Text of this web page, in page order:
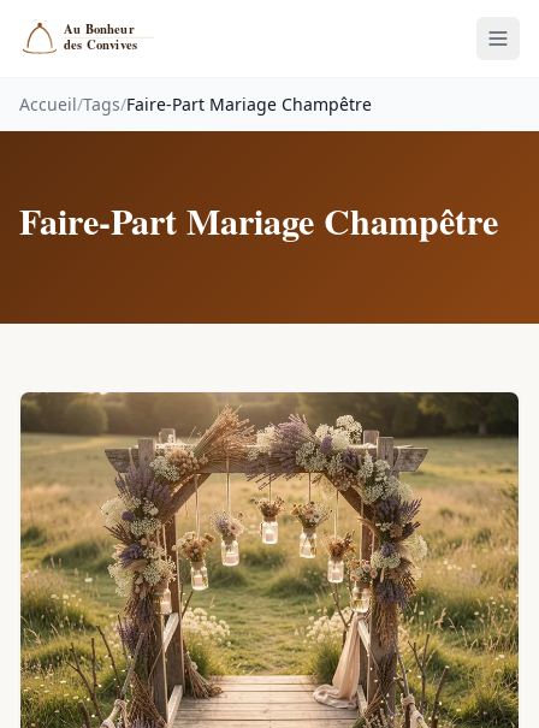
Accueil/Tags/Faire-Part Mariage Champêtre
Faire-Part Mariage Champêtre